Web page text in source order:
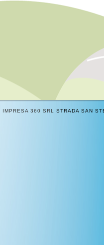
IMPRESA 360 SRL STRADA SAN